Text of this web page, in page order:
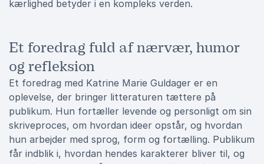
kærlighed betyder i en kompleks verden.
Et foredrag fuld af nærvær, humor
og refleksion
Et foredrag med Katrine Marie Guldager er en
oplevelse, der bringer litteraturen tættere på
publikum. Hun fortæller levende og personligt om sin
skriveproces, om hvordan ideer opstår, og hvordan
hun arbejder med sprog, form og fortælling. Publikum
får indblik i, hvordan hendes karakterer bliver til, og